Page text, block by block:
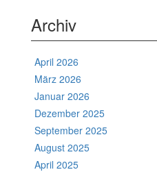
Archiv
April 2026
März 2026
Januar 2026
Dezember 2025
September 2025
August 2025
April 2025